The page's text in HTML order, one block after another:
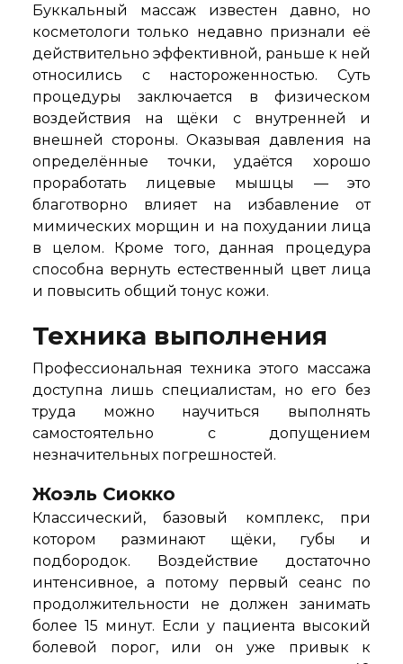
Буккальный массаж известен давно, но
косметологи только недавно признали её
действительно эффективной, раньше к ней
относились с настороженностью. Суть
процедуры заключается в физическом
воздействия на щёки с внутренней и
внешней стороны. Оказывая давления на
определённые точки, удаётся хорошо
проработать лицевые мышцы — это
благотворно влияет на избавление от
мимических морщин и на похудании лица
в целом. Кроме того, данная процедура
способна вернуть естественный цвет лица
и повысить общий тонус кожи.
Техника выполнения
Профессиональная техника этого массажа
доступна лишь специалистам, но его без
труда можно научиться выполнять
самостоятельно с допущением
незначительных погрешностей.
Жоэль Сиокко
Классический, базовый комплекс, при
котором разминают щёки, губы и
подбородок. Воздействие достаточно
интенсивное, а потому первый сеанс по
продолжительности не должен занимать
более 15 минут. Если у пациента высокий
болевой порог, или он уже привык к